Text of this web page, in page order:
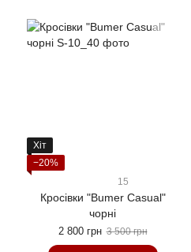
Хіт
−20%
15
Кросівки "Bumer Casual"
чорні
2 800 грн 3 500 грн